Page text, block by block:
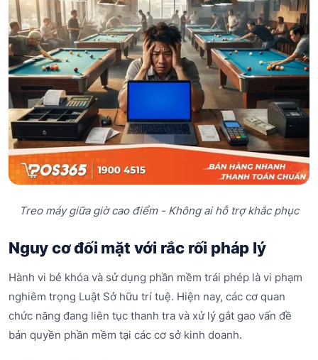
Treo máy giữa giờ cao điểm - Không ai hỗ trợ khắc phục
Nguy cơ đối mặt với rắc rối pháp lý
Hành vi bẻ khóa và sử dụng phần mềm trái phép là vi phạm
nghiêm trọng Luật Sở hữu trí tuệ. Hiện nay, các cơ quan
chức năng đang liên tục thanh tra và xử lý gắt gao vấn đề
bản quyền phần mềm tại các cơ sở kinh doanh.